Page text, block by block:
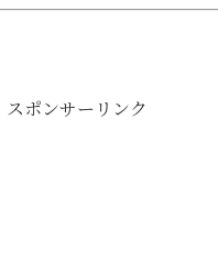
スポンサーリンク